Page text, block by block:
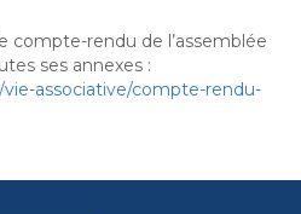
compte-rendu de l’assemblée
ses annexes :
associative/compte-rendu-